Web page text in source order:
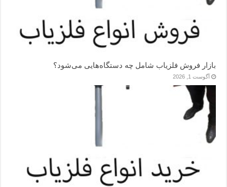
بازار فروش فلزیاب شامل چه دستگاه‌هایی می‌شود؟
آگوست 1, 2026